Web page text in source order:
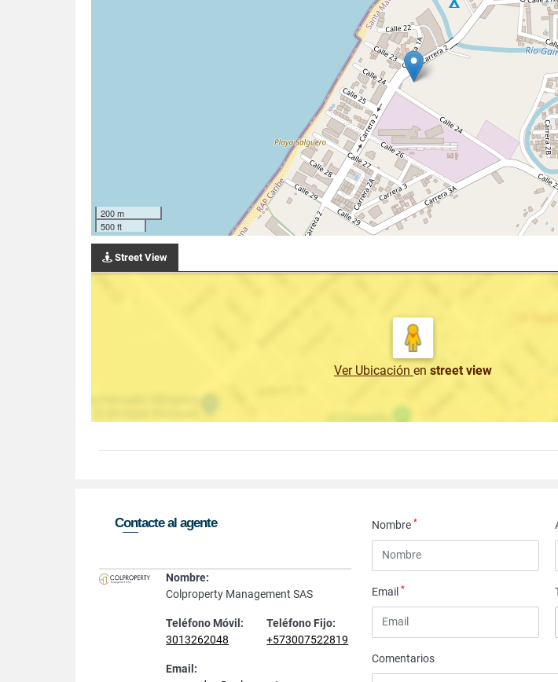
200 m
500 ft
Street View
Ver Ubicación en street view
Contacte al agente
Nombre:
Colproperty Management SAS
Teléfono Móvil:
3013262048
Teléfono Fijo:
+573007522819
Email:
Nombre*
Email*
Comentarios